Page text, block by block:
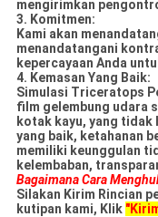
mengirimkan
3. Komitmen:
Kami akan
menandatangani
kepercayaan Anda
4. Kemasan Yang Baik:
Simulasi Triceratops
film gelembung udara
kotak kayu, yang tidak
yang baik, ketahanan
memiliki keunggulan
kelembaban,
Bagaimana Cara
Silakan Kirim Rincian
kutipan kami, Klik